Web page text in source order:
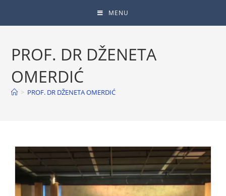
MENU
PROF. DR DŽENETA
OMERDIĆ
> PROF. DR DŽENETA OMERDIĆ